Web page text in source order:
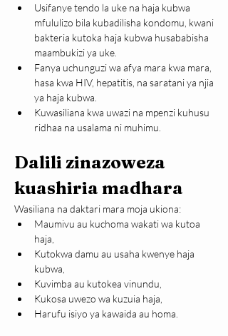
Usifanye tendo la uke na haja kubwa
mfululizo bila kubadilisha kondomu, kwani
bakteria kutoka haja kubwa husababisha
maambukizi ya uke.
Fanya uchunguzi wa afya mara kwa mara,
hasa kwa HIV, hepatitis, na saratani ya njia
ya haja kubwa.
Kuwasiliana kwa uwazi na mpenzi kuhusu
ridhaa na usalama ni muhimu.
Dalili zinazoweza
kuashiria madhara
Wasiliana na daktari mara moja ukiona:
Maumivu au kuchoma wakati wa kutoa
haja,
Kutokwa damu au usaha kwenye haja
kubwa,
Kuvimba au kutokea vinundu,
Kukosa uwezo wa kuzuia haja,
Harufu isiyo ya kawaida au homa.